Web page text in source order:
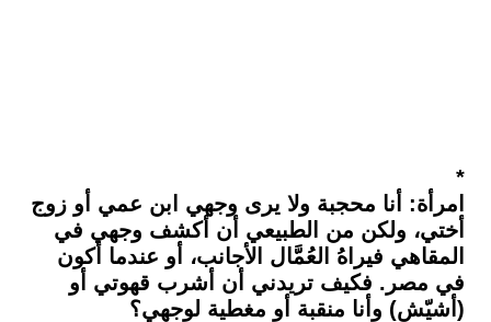
*
امرأة: أنا محجبة ولا يرى وجهي ابن عمي أو زوج
أختي، ولكن من الطبيعي أن أكشف وجهي في
المقاهي فيراهُ العُمَّال الأجانب، أو عندما أكون
في مصر. فكيف تريدني أن أشرب قهوتي أو
(أشيّش) وأنا منقبة أو مغطية لوجهي؟